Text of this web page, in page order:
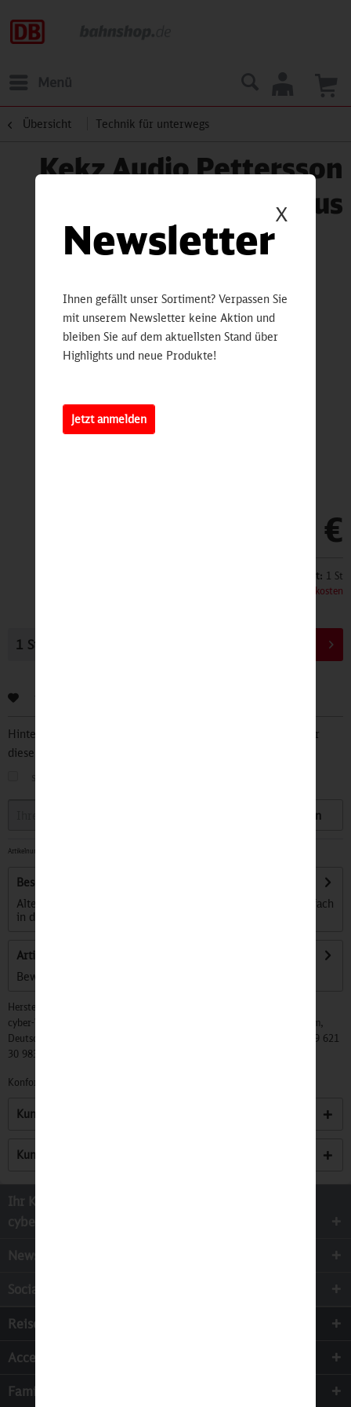
Menü
Übersicht Technik für unterwegs
Kekz Audio Pettersson
und Findus
9,99 €
Inhalt: 1 St
zzgl. Versandkosten
Hinterlegen Sie Ihre Email Adresse und bleiben Sie stets über
diesen Artikel informiert.
Speichern
Artikelnummer:
Beschreibung
Altersempfehlung: 4 bis 8 Jahre Die Kekz Chips können einfach
in den Kekzhörer...
Artikel bewerten
Bewertungen lesen, schreiben und diskutieren...
Hersteller:
cyber-Wear Heidelberg GmbH, Elsa-Brändström-Str. 4, 68229 Mannheim,
Deutschland, Info@mycybergroup.com, https://mycybergroup.com, +49 621
30 983 0
Konformitätserklärungen zu unseren Produkten finden Sie
Kunden kauften auch
Kunden haben sich ebenfalls angesehen
Ihr Kontakt zur
cyber-Wear Heidelberg GmbH
Newsletter
Socialmedia
Reisen
Accessoires
Familie & Kinder
X
Newsletter
Ihnen gefällt unser Sortiment? Verpassen Sie
mit unserem Newsletter keine Aktion und
bleiben Sie auf dem aktuellsten Stand über
Highlights und neue Produkte!
Jetzt anmelden